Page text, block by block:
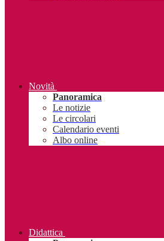
Novità
Panoramica
Le notizie
Le circolari
Calendario eventi
Albo online
Didattica